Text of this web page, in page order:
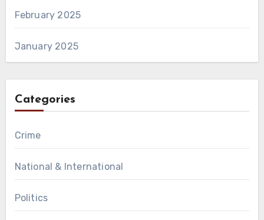
February 2025
January 2025
Categories
Crime
National & International
Politics